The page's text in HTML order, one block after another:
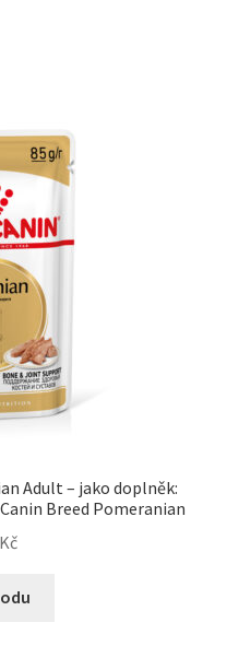
Adult – jako doplněk:
Breed Pomeranian
Kč